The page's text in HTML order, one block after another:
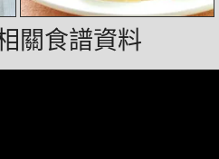
關食譜資料